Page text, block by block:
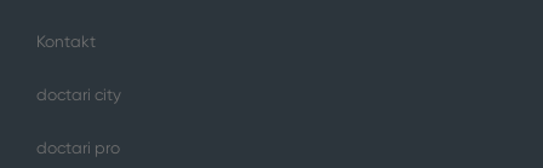
Kontakt
doctari city
doctari pro